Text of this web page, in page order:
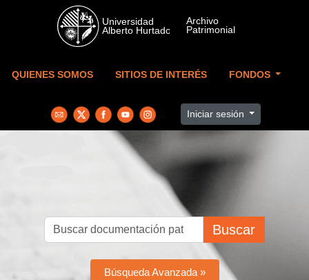
Skip to main content
QUIENES SOMOS SITIOS DE INTERÉS FONDOS
Iniciar sesión
Buscar
Búsqueda Avanzada »